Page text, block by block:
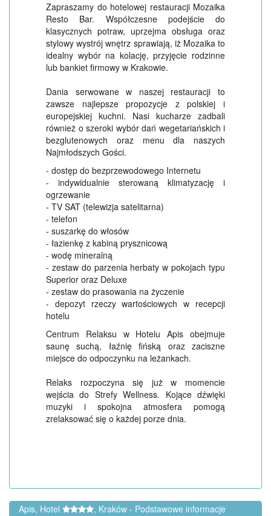
Zapraszamy do hotelowej restauracji Mozaika
Resto Bar. Współczesne podejście do
klasycznych potraw, uprzejma obsługa oraz
stylowy wystrój wnętrz sprawiają, iż Mozaika to
idealny wybór na kolację, przyjęcie rodzinne
lub bankiet firmowy w Krakowie.
Dania serwowane w naszej restauracji to
zawsze najlepsze propozycje z polskiej i
europejskiej kuchni. Nasi kucharze zadbali
również o szeroki wybór dań wegetariańskich i
bezglutenowych oraz menu dla naszych
Najmłodszych Gości.
- dostęp do bezprzewodowego Internetu
- indywidualnie sterowaną klimatyzację i
ogrzewanie
- TV SAT (telewizja satelitarna)
- telefon
- suszarkę do włosów
- łazienkę z kabiną prysznicową
- wodę mineralną
- zestaw do parzenia herbaty w pokojach typu
Superior oraz Deluxe
- zestaw do prasowania na życzenie
- depozyt rzeczy wartościowych w recepcji
hotelu
Centrum Relaksu w Hotelu Apis obejmuje
saunę suchą, łaźnię fińską oraz zaciszne
miejsce do odpoczynku na leżankach.
Relaks rozpoczyna się już w momencie
wejścia do Strefy Wellness. Kojące dźwięki
muzyki i spokojna atmosfera pomogą
zrelaksować się o każdej porze dnia.
Apis, Hotel , Kraków - Podstawowe informacje